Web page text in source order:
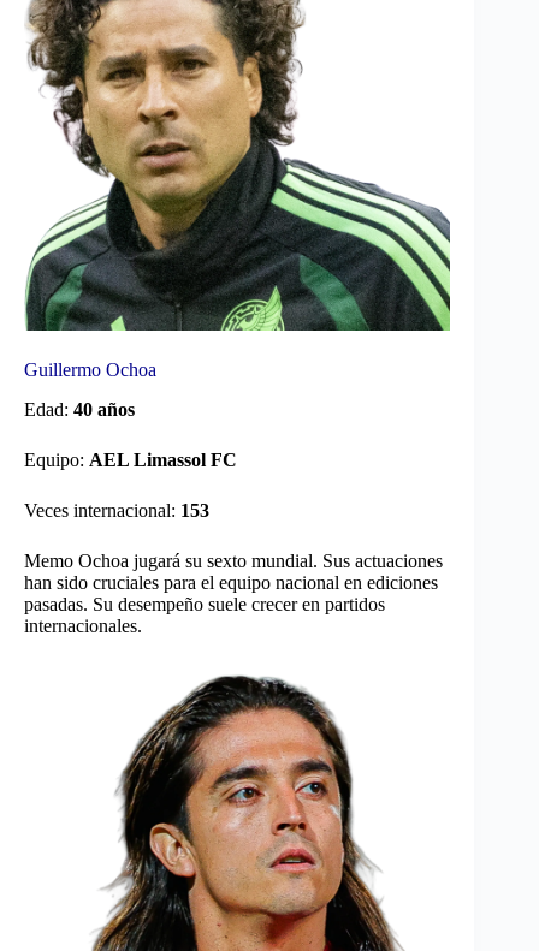
Guillermo Ochoa
Edad: 40 años
Equipo: AEL Limassol FC
Veces internacional: 153
Memo Ochoa jugará su sexto mundial. Sus actuaciones
han sido cruciales para el equipo nacional en ediciones
pasadas. Su desempeño suele crecer en partidos
internacionales.